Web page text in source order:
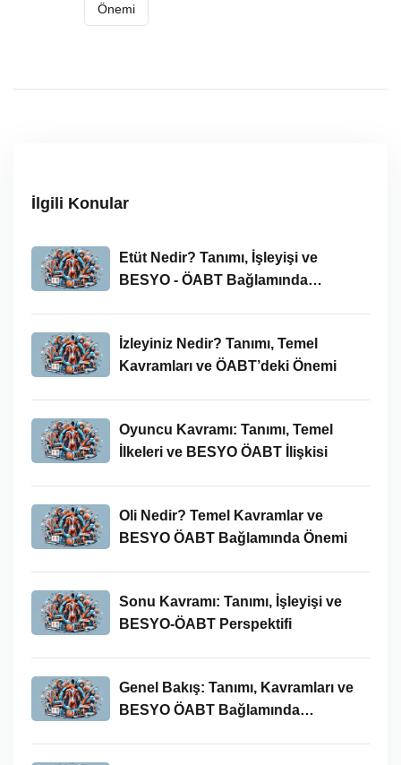
Önemi
İlgili Konular
Etüt Nedir? Tanımı, İşleyişi ve
BESYO - ÖABT Bağlamında
İzleyiniz Nedir? Tanımı, Temel
Kavramları ve ÖABT’deki Önemi
Oyuncu Kavramı: Tanımı, Temel
İlkeleri ve BESYO ÖABT İlişkisi
Oli Nedir? Temel Kavramlar ve
BESYO ÖABT Bağlamında Önemi
Sonu Kavramı: Tanımı, İşleyişi ve
BESYO-ÖABT Perspektifi
Genel Bakış: Tanımı, Kavramları ve
BESYO ÖABT Bağlamında